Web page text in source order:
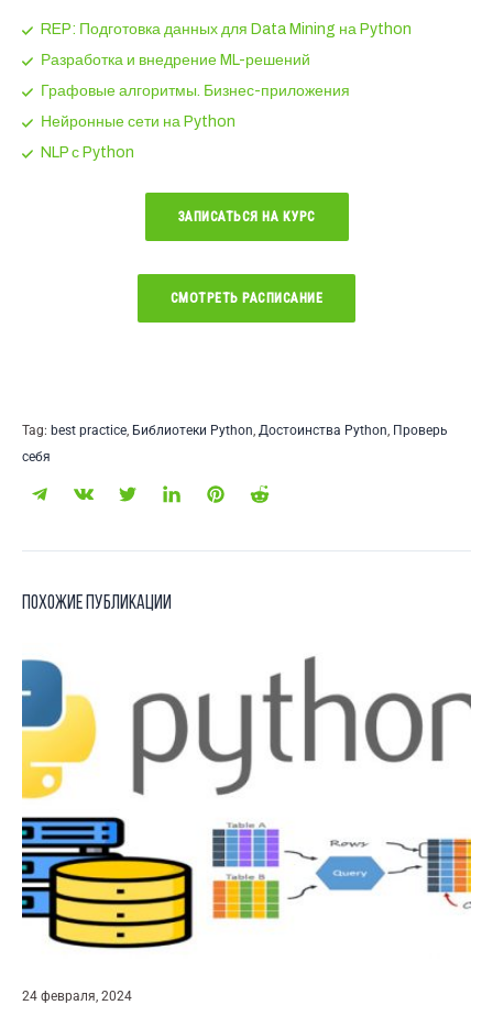
REP: Подготовка данных для Data Mining на Python
Разработка и внедрение ML-решений
Графовые алгоритмы. Бизнес-приложения
Нейронные сети на Python
NLP с Python
ЗАПИСАТЬСЯ НА КУРС
СМОТРЕТЬ РАCПИСАНИЕ
Tag: best practice, Библиотеки Python, Достоинства Python, Проверь
себя
Похожие публикации
24 февраля, 2024